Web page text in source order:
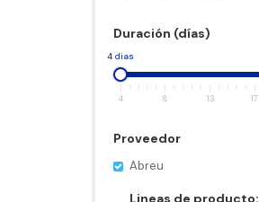
Duración (días)
4 dias
4 8 13 17
Proveedor
Abreu
Lineas de producto: